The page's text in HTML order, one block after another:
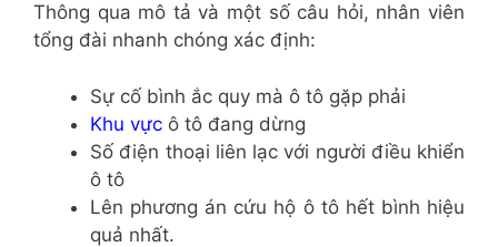
Thông qua mô tả và một số câu hỏi, nhân viên
tổng đài nhanh chóng xác định:
Sự cố bình ắc quy mà ô tô gặp phải
Khu vực ô tô đang dừng
Số điện thoại liên lạc với người điều khiển
ô tô
Lên phương án cứu hộ ô tô hết bình hiệu
quả nhất.